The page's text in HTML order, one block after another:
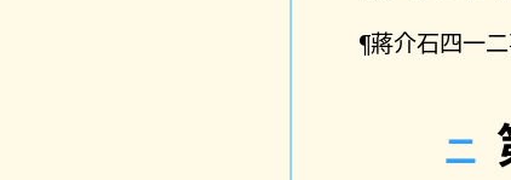
¶蔣介石四一